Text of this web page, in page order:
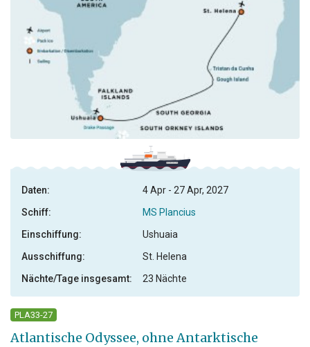
PLA33-27
Atlantische Odyssee, ohne Antarktische
Daten:
4 Apr - 27 Apr, 2027
Schiff:
MS Plancius
Einschiffung:
Ushuaia
Ausschiffung:
St. Helena
Nächte/Tage insgesamt:
23 Nächte